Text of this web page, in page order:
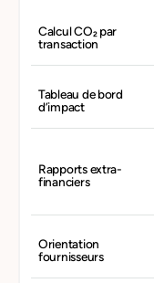
Calcul CO₂ par
transaction
Tableau de bord
d’impact
Rapports extra-
financiers
Orientation
fournisseurs